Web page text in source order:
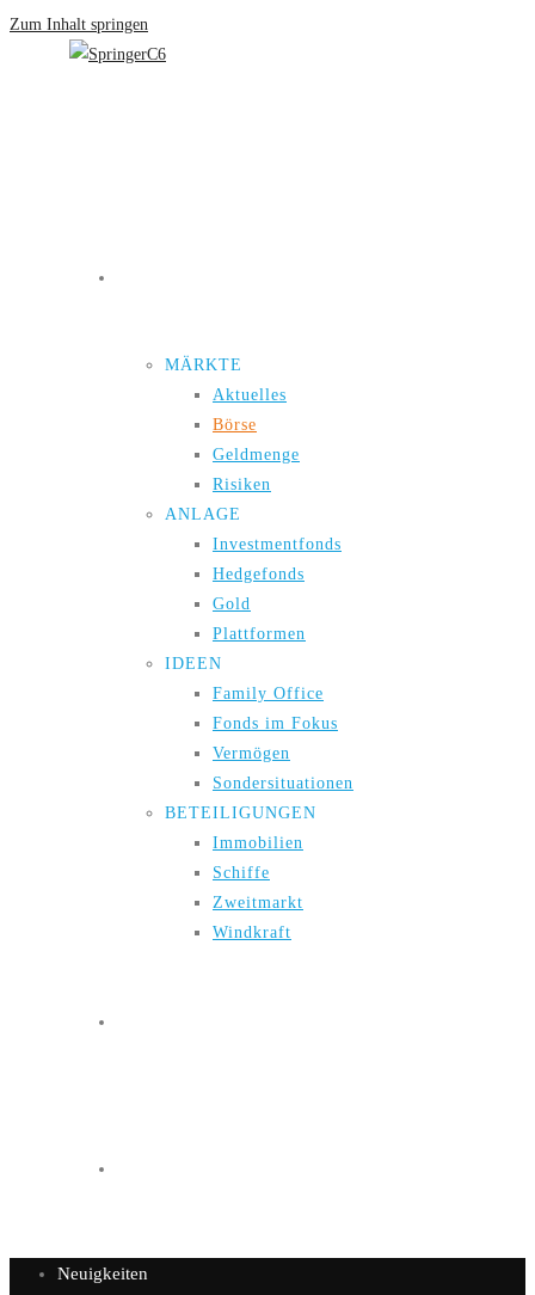
Zum Inhalt springen
MÄRKTE
Aktuelles
Börse
Geldmenge
Risiken
ANLAGE
Investmentfonds
Hedgefonds
Gold
Plattformen
IDEEN
Family Office
Fonds im Fokus
Vermögen
Sondersituationen
BETEILIGUNGEN
Immobilien
Schiffe
Zweitmarkt
Windkraft
Neuigkeiten